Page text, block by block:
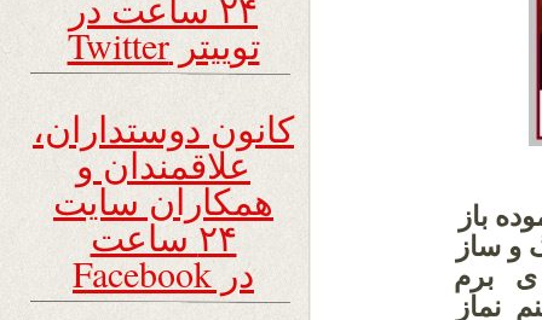
باز
و ساز
ى برم
نماز
توییتر Twitter
کانون دوستداران،
علاقمندان و
همکاران سایت
۲۴ ساعت
در Facebook